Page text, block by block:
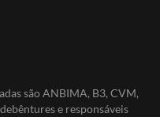
são ANBIMA, B3, CVM,
e responsáveis